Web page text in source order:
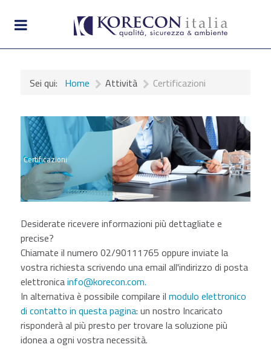
Sei qui: Home Attività Certificazioni
Certificazioni
Desiderate ricevere informazioni più dettagliate e
precise?
Chiamate il numero 02/90111765 oppure inviate la
vostra richiesta scrivendo una email all'indirizzo di posta
elettronicainfo@korecon.com.
In alternativa è possibile compilare ilmodulo elettronico
di contatto in questa pagina: un nostro Incaricato
risponderà al più presto per trovare la soluzione più
idonea a ogni vostra necessità.